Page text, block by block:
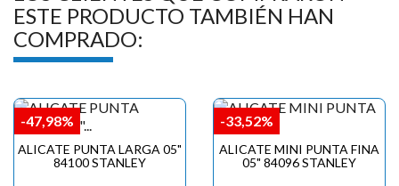
ESTE PRODUCTO TAMBIÉN HAN
COMPRADO:
ALICATE PUNTA LARGA 05"
84100 STANLEY
-47,98%
ALICATE MINI PUNTA FINA
05" 84096 STANLEY
-33,52%